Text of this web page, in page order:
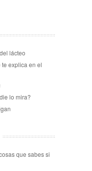
lácteo
explica en el
lo mira?
que sabes si